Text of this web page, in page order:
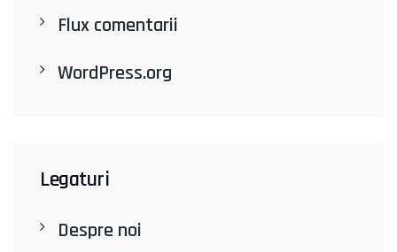
Flux comentarii
WordPress.org
Legaturi
Despre noi